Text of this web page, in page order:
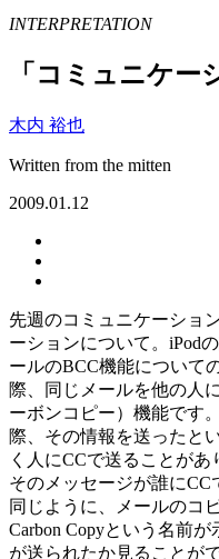
INTERPRETATION
「コミュニケー
木内 裕也
Written from the mitten
2009.01.12
先週のコミュニケーショ
ーションについて。iPod
ールのBCC機能について
際、同じメールを他の人
ーボンコピー）機能です
際、その情報を送ったと
く人にCCで送ることがあ
そのメッセージが誰にCC
同じように、メールのコ
Carbon Copyという名前
が送られたか見ることが